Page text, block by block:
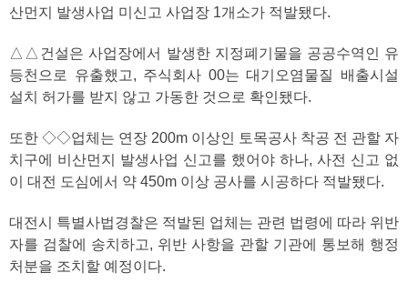
산먼지 발생사업 미신고 사업장 1개소가 적발됐다.
△△건설은 사업장에서 발생한 지정폐기물을 공공수역인 유
등천으로 유출했고, 주식회사 00는 대기오염물질 배출시설
설치 허가를 받지 않고 가동한 것으로 확인됐다.
또한 ◇◇업체는 연장 200m 이상인 토목공사 착공 전 관할 자
치구에 비산먼지 발생사업 신고를 했어야 하나, 사전 신고 없
이 대전 도심에서 약 450m 이상 공사를 시공하다 적발됐다.
대전시 특별사법경찰은 적발된 업체는 관련 법령에 따라 위반
자를 검찰에 송치하고, 위반 사항을 관할 기관에 통보해 행정
처분을 조치할 예정이다.